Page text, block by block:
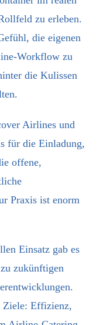
zu erleben.
die eigenen
Workflow zu
die Kulissen
Airlinesund
für die Einladung,
offene,
Praxis ist enorm
Einsatz gab es
zukünftigen
Ziele: Effizienz,